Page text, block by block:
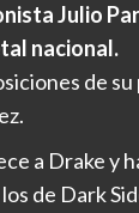
Julio
nacional.
de su
a Drake y
de Dark